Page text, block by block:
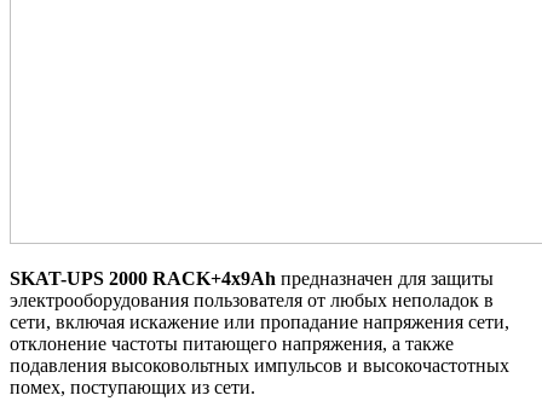
SKAT-UPS 2000 RACK+4x9Ah предназначен для защиты
электрооборудования пользователя от любых неполадок в
сети, включая искажение или пропадание напряжения сети,
отклонение частоты питающего напряжения, а также
подавления высоковольтных импульсов и высокочастотных
помех, поступающих из сети.